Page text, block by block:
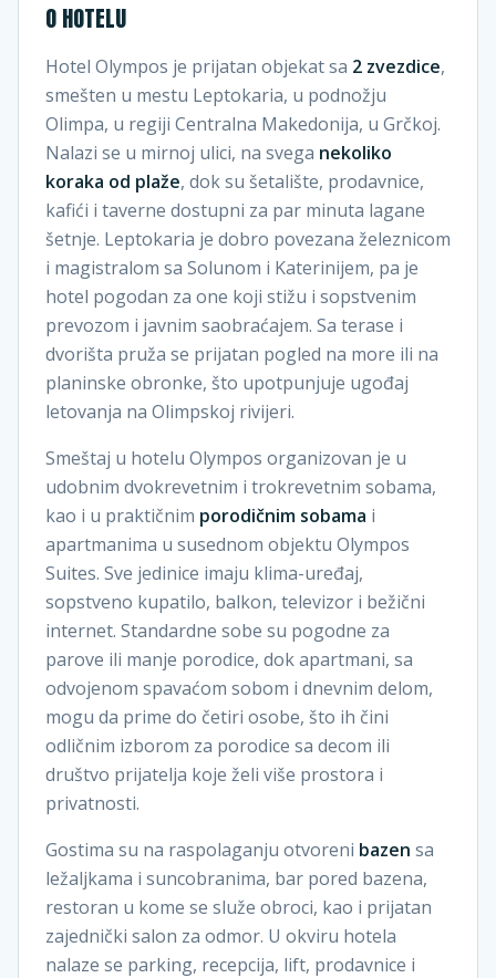
O HOTELU
Hotel Olympos je prijatan objekat sa 2 zvezdice,
smešten u mestu Leptokaria, u podnožju
Olimpa, u regiji Centralna Makedonija, u Grčkoj.
Nalazi se u mirnoj ulici, na svega nekoliko
koraka od plaže, dok su šetalište, prodavnice,
kafići i taverne dostupni za par minuta lagane
šetnje. Leptokaria je dobro povezana železnicom
i magistralom sa Solunom i Katerinijem, pa je
hotel pogodan za one koji stižu i sopstvenim
prevozom i javnim saobraćajem. Sa terase i
dvorišta pruža se prijatan pogled na more ili na
planinske obronke, što upotpunjuje ugođaj
letovanja na Olimpskoj rivijeri.
Smeštaj u hotelu Olympos organizovan je u
udobnim dvokrevetnim i trokrevetnim sobama,
kao i u praktičnim porodičnim sobama i
apartmanima u susednom objektu Olympos
Suites. Sve jedinice imaju klima-uređaj,
sopstveno kupatilo, balkon, televizor i bežični
internet. Standardne sobe su pogodne za
parove ili manje porodice, dok apartmani, sa
odvojenom spavaćom sobom i dnevnim delom,
mogu da prime do četiri osobe, što ih čini
odličnim izborom za porodice sa decom ili
društvo prijatelja koje želi više prostora i
privatnosti.
Gostima su na raspolaganju otvoreni bazen sa
ležaljkama i suncobranima, bar pored bazena,
restoran u kome se služe obroci, kao i prijatan
zajednički salon za odmor. U okviru hotela
nalaze se parking, recepcija, lift, prodavnice i